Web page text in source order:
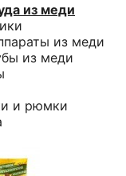
из меди
из меди
из меди
и рюмки